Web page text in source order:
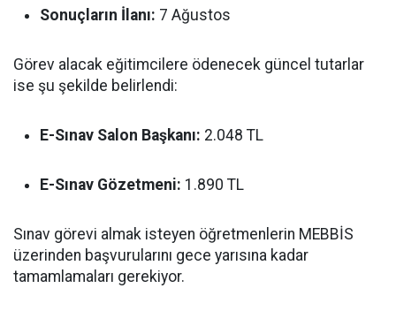
Sonuçların İlanı: 7 Ağustos
Görev alacak eğitimcilere ödenecek güncel tutarlar
ise şu şekilde belirlendi:
E-Sınav Salon Başkanı: 2.048 TL
E-Sınav Gözetmeni: 1.890 TL
Sınav görevi almak isteyen öğretmenlerin MEBBİS
üzerinden başvurularını gece yarısına kadar
tamamlamaları gerekiyor.